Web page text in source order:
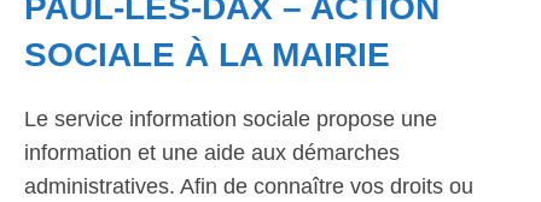
PAUL-LÈS-DAX – ACTION
SOCIALE À LA MAIRIE
Le service information sociale propose une
information et une aide aux démarches
administratives. Afin de connaître vos droits ou